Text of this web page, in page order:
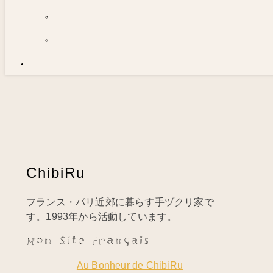
ChibiRu
フランス・パリ近郊に暮らす手ヅクリ家で
す。1993年から活動しています。
Mon Site Français
Au Bonheur de ChibiRu